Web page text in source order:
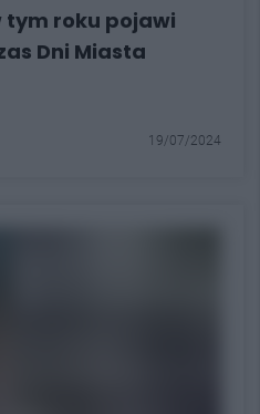
tym roku pojawi
Dni Miasta
19/07/2024